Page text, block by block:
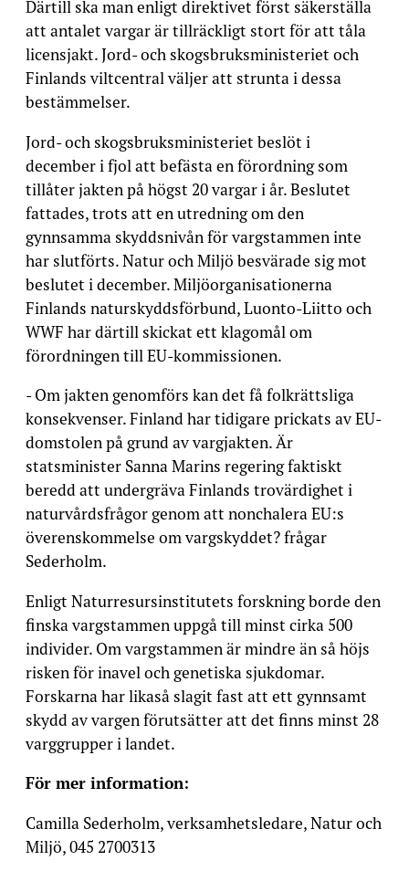
Därtill ska man enligt direktivet först säkerställa
att antalet vargar är tillräckligt stort för att tåla
licensjakt. Jord- och skogsbruksministeriet och
Finlands viltcentral väljer att strunta i dessa
bestämmelser.
Jord- och skogsbruksministeriet beslöt i
december i fjol att befästa en förordning som
tillåter jakten på högst 20 vargar i år. Beslutet
fattades, trots att en utredning om den
gynnsamma skyddsnivån för vargstammen inte
har slutförts. Natur och Miljö besvärade sig mot
beslutet i december. Miljöorganisationerna
Finlands naturskyddsförbund, Luonto-Liitto och
WWF har därtill skickat ett klagomål om
förordningen till EU-kommissionen.
- Om jakten genomförs kan det få folkrättsliga
konsekvenser. Finland har tidigare prickats av EU-
domstolen på grund av vargjakten. Är
statsminister Sanna Marins regering faktiskt
beredd att undergräva Finlands trovärdighet i
naturvårdsfrågor genom att nonchalera EU:s
överenskommelse om vargskyddet? frågar
Sederholm.
Enligt Naturresursinstitutets forskning borde den
finska vargstammen uppgå till minst cirka 500
individer. Om vargstammen är mindre än så höjs
risken för inavel och genetiska sjukdomar.
Forskarna har likaså slagit fast att ett gynnsamt
skydd av vargen förutsätter att det finns minst 28
varggrupper i landet.
För mer information:
Camilla Sederholm, verksamhetsledare, Natur och
Miljö, 045 2700313